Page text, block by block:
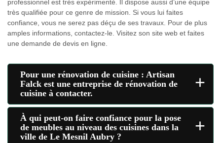
professionnel est très expérimenté. Il dispose aussi d’une équipe
très qualifiée pour ce genre de mission. Si vous lui faites
confiance, vous ne serez pas déçu de ses travaux. Pour de plus
amples informations, contactez-le. Visitez son site web et faites
une demande de devis en ligne.
Pour une rénovation de cuisine : Artisan
Falck est une entreprise de rénovation de
cuisine à contacter.
+
À qui peut-on faire confiance pour la pose
de meubles au niveau des cuisines dans la
ville de Le Mesnil Aubry ?
+